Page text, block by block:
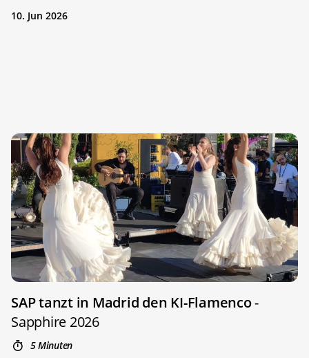
10. Jun 2026
SAP tanzt in Madrid den KI-Flamenco-
Sapphire 2026
5 Minuten